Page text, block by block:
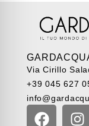
Via Cirillo
+39 045 627
F
I